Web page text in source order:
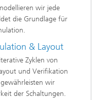
wir jede
die Grundlage für
& Layout
Zyklen von
und Verifikation
wir
der Schaltungen.